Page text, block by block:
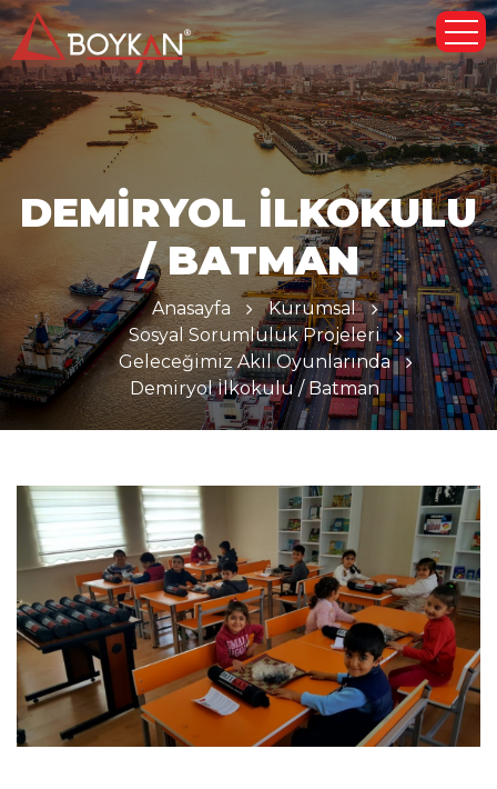
DEMIRYOL İLKOKULU
/ BATMAN
Anasayfa
Kurumsal
Sosyal Sorumluluk Projeleri
Geleceğimiz Akıl Oyunlarında
Demiryol İlkokulu / Batman